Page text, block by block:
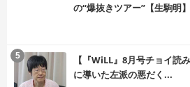
の“爆抜きツアー”【生駒明】
【『WiLL』8月号チョイ読
に導いた左派の悪だく...
5